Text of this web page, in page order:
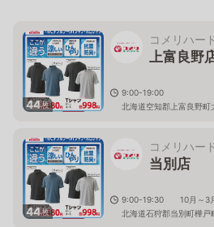
44枚
コメリハー
上富良野
9:00-19:00
北海道空知郡上富良野
44枚
コメリハー
当別店
9:00-19:30 10月～3
北海道石狩郡当別町樺